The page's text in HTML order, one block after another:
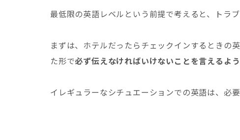
最低限の英語レベルという前提で考えると、トラ
まずは、ホテルだったらチェックインするときの
た形で必ず伝えなければいけないことを言えるよ
イレギュラーなシチュエーションでの英語は、必